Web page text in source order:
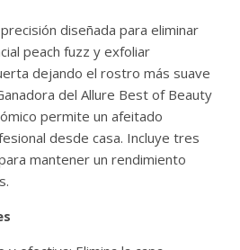
diseñada para eliminar
peach fuzz y exfoliar
dejando el rostro más suave
del Allure Best of Beauty
permite un afeitado
desde casa. Incluye tres
mantener un rendimiento